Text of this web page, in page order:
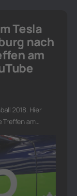
Tesla
nach
am
2018. Hier
am…